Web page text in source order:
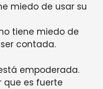
miedo de usar su
tiene miedo de
contada.
empoderada.
que es fuerte